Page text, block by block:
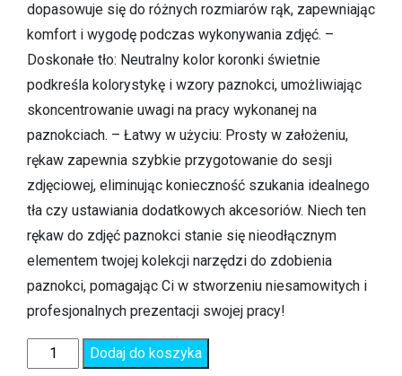
dopasowuje się do różnych rozmiarów rąk, zapewniając
komfort i wygodę podczas wykonywania zdjęć. –
Doskonałe tło: Neutralny kolor koronki świetnie
podkreśla kolorystykę i wzory paznokci, umożliwiając
skoncentrowanie uwagi na pracy wykonanej na
paznokciach. – Łatwy w użyciu: Prosty w założeniu,
rękaw zapewnia szybkie przygotowanie do sesji
zdjęciowej, eliminując konieczność szukania idealnego
tła czy ustawiania dodatkowych akcesoriów. Niech ten
rękaw do zdjęć paznokci stanie się nieodłącznym
elementem twojej kolekcji narzędzi do zdobienia
paznokci, pomagając Ci w stworzeniu niesamowitych i
profesjonalnych prezentacji swojej pracy!
Dodaj do koszyka